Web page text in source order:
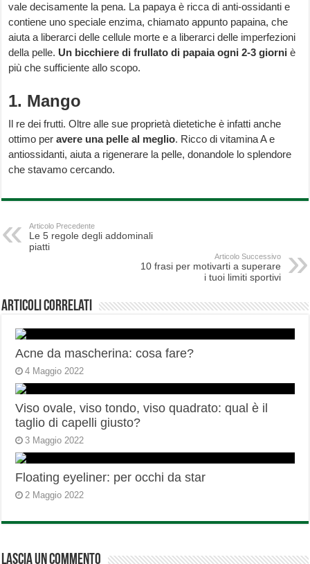
vale decisamente la pena. La papaya è ricca di anti-ossidanti e
contiene uno speciale enzima, chiamato appunto papaina, che
aiuta a liberarci delle cellule morte e a liberarci delle imperfezioni
della pelle. Un bicchiere di frullato di papaia ogni 2-3 giorniè
più che sufficiente allo scopo.
1. Mango
Il re dei frutti. Oltre alle sue proprietà dietetiche è infatti anche
ottimo peravere una pelle al meglio. Ricco di vitamina A e
antiossidanti, aiuta a rigenerare la pelle, donandole lo splendore
che stavamo cercando.
Articolo Precedente
Le 5 regole degli addominali
piatti
Articolo Successivo
10 frasi per motivarti a superare
i tuoi limiti sportivi
Articoli correlati
Acne da mascherina: cosa fare?
4 Maggio 2022
Viso ovale, viso tondo, viso quadrato: qual è il
taglio di capelli giusto?
3 Maggio 2022
Floating eyeliner: per occhi da star
2 Maggio 2022
Lascia un commento